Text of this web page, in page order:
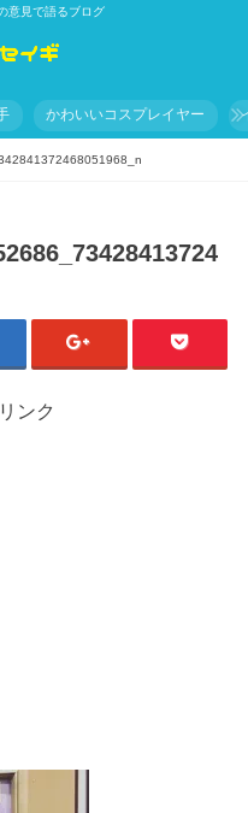
意見で語るブログ
かわいいコスプレイヤー
ンク